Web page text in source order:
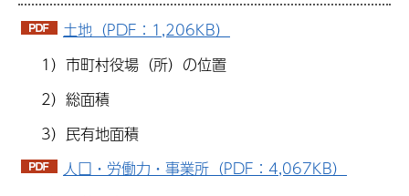
土地（PDF：1,206KB）
1）市町村役場（所）の位置
2）総面積
3）民有地面積
人口・労働力・事業所（PDF：4,067KB）